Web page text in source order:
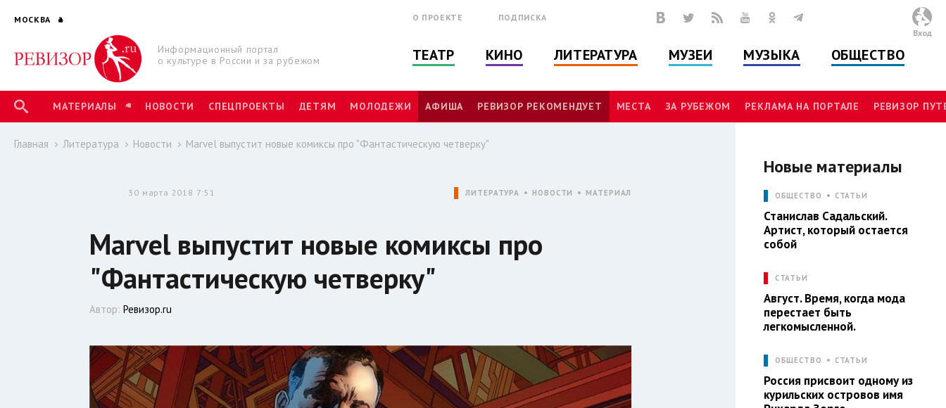
МОСКВА
Информационный портал
о культуре в России и за рубежом
О ПРОЕКТЕ ПОДПИСКА
ТЕАТР КИНО ЛИТЕРАТУРА МУЗЕИ МУЗЫКА ОБЩЕСТВО
Вход
МАТЕРИАЛЫ НОВОСТИ СПЕЦПРОЕКТЫ ДЕТЯМ МОЛОДЕЖИ АФИША РЕВИЗОР РЕКОМЕНДУЕТ МЕСТА ЗА РУБЕЖОМ РЕКЛАМА НА ПОРТАЛЕ РЕВИЗОР
Главная Литература Новости Marvel выпустит новые комиксы про "Фантастическую четверку"
30 марта 2018 7:51 ЛИТЕРАТУРА НОВОСТИ МАТЕРИАЛ
Marvel выпустит новые комиксы про
"Фантастическую четверку"
Автор:Ревизор.ru
Новые материалы
ОБЩЕСТВО СТАТЬИ
Станислав Садальский.
Артист, который остается
собой
СТАТЬИ
Август. Время, когда мода
перестает быть
легкомысленной.
ОБЩЕСТВО СТАТЬИ
Россия присвоит одному из
курильских островов имя